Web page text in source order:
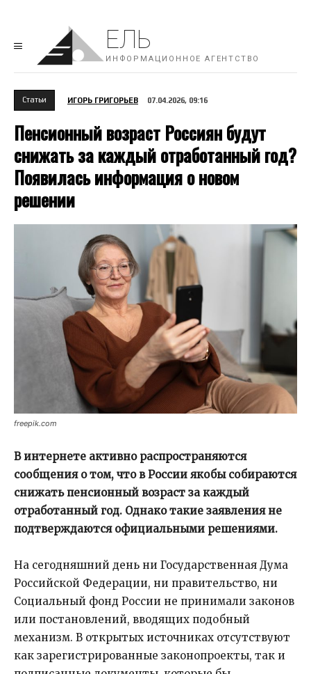
ЕЛЬ
ИНФОРМАЦИОННОЕ АГЕНТСТВО
Cтатьи ИГОРЬ ГРИГОРЬЕВ 07.04.2026, 09:16
Пенсионный возраст Россиян будут
снижать за каждый отработанный год?
Появилась информация о новом
решении
freepik.com
В интернете активно распространяются
сообщения о том, что в России якобы собираются
снижать пенсионный возраст за каждый
отработанный год. Однако такие заявления не
подтверждаются официальными решениями.
На сегодняшний день ни Государственная Дума
Российской Федерации, ни правительство, ни
Социальный фонд России не принимали законов
или постановлений, вводящих подобный
механизм. В открытых источниках отсутствуют
как зарегистрированные законопроекты, так и